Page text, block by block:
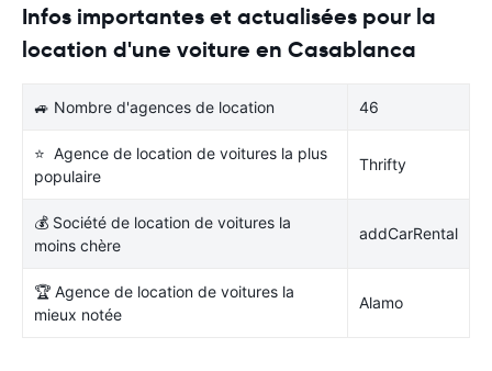
Infos importantes et actualisées pour la
location d'une voiture en Casablanca
🚙 Nombre d'agences de location 46
⭐ Agence de location de voitures la plus
populaire
Thrifty
💰 Société de location de voitures la
moins chère
addCarRental
🏆 Agence de location de voitures la
mieux notée
Alamo